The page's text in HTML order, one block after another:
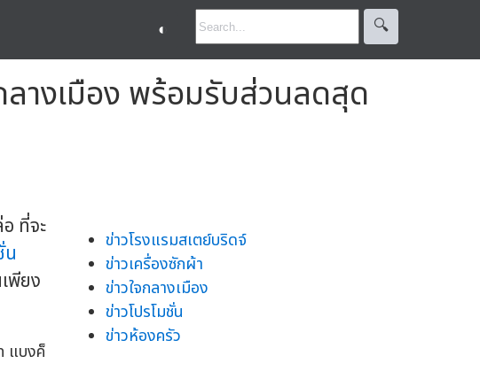
◐ 🔍︎
างเมือง พร้อมรับส่วนลดสุด
ที่จะ
น
พียง
ข่าวโรงแรมสเตย์บริดจ์
ข่าวเครื่องซักผ้า
ข่าวใจกลางเมือง
ข่าวโปรโมชั่น
ข่าวห้องครัว